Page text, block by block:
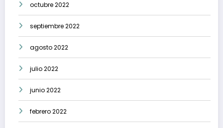
octubre 2022
septiembre 2022
agosto 2022
julio 2022
junio 2022
febrero 2022